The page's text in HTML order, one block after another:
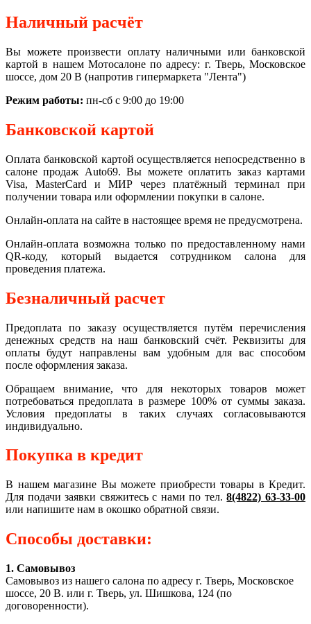
Наличный расчёт
Вы можете произвести оплату наличными или банковской
картой в нашем Мотосалоне по адресу: г. Тверь, Московское
шоссе, дом 20 В (напротив гипермаркета "Лента")
Режим работы: пн-сб с 9:00 до 19:00
Банковской картой
Оплата банковской картой осуществляется непосредственно в
салоне продаж Auto69. Вы можете оплатить заказ картами
Visa, MasterCard и МИР через платёжный терминал при
получении товара или оформлении покупки в салоне.
Онлайн-оплата на сайте в настоящее время не предусмотрена.
Онлайн-оплата возможна только по предоставленному нами
QR-коду, который выдается сотрудником салона для
проведения платежа.
Безналичный расчет
Предоплата по заказу осуществляется путём перечисления
денежных средств на наш банковский счёт. Реквизиты для
оплаты будут направлены вам удобным для вас способом
после оформления заказа.
Обращаем внимание, что для некоторых товаров может
потребоваться предоплата в размере 100% от суммы заказа.
Условия предоплаты в таких случаях согласовываются
индивидуально.
Покупка в кредит
В нашем магазине Вы можете приобрести товары в Кредит.
Для подачи заявки свяжитесь с нами по тел.8(4822) 63-33-00
или напишите нам в окошко обратной связи.
Способы доставки:
1. Самовывоз
Самовывоз из нашего салона по адресу г. Тверь, Московское
шоссе, 20 В. или г. Тверь, ул. Шишкова, 124 (по
договоренности).